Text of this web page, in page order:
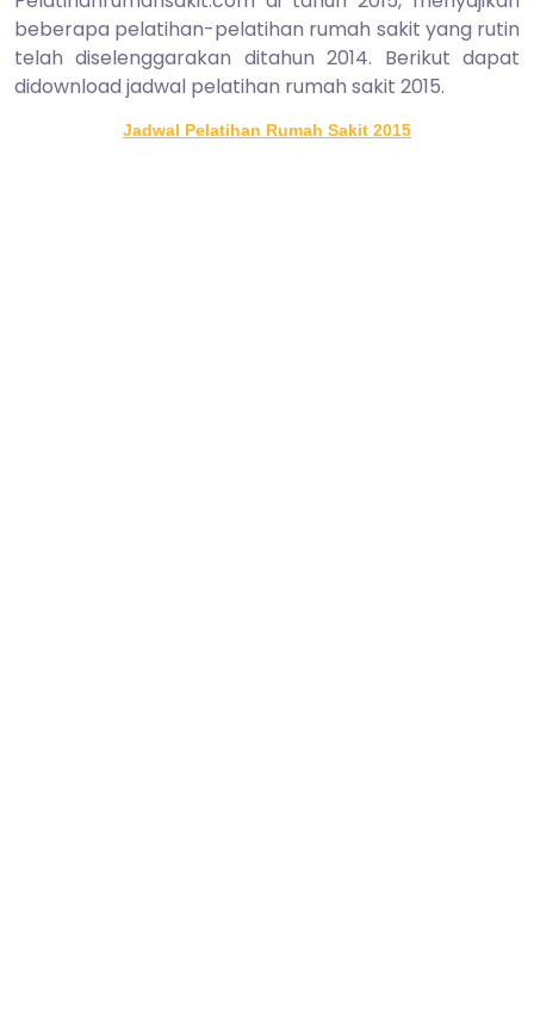
beberapa pelatihan-pelatihan rumah sakit yang rutin
telah diselenggarakan ditahun 2014. Berikut dapat
didownload jadwal pelatihan rumah sakit 2015.
Jadwal Pelatihan Rumah Sakit 2015